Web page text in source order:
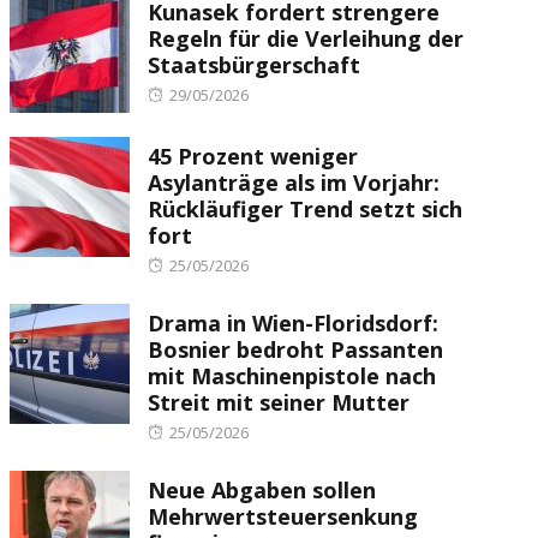
Kunasek fordert strengere
Regeln für die Verleihung der
Staatsbürgerschaft
Posted
29/05/2026
45 Prozent weniger
Asylanträge als im Vorjahr:
Rückläufiger Trend setzt sich
fort
Posted
25/05/2026
Drama in Wien-Floridsdorf:
Bosnier bedroht Passanten
mit Maschinenpistole nach
Streit mit seiner Mutter
Posted
25/05/2026
Neue Abgaben sollen
Mehrwertsteuersenkung